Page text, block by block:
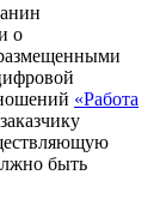
о
«Работа
быть